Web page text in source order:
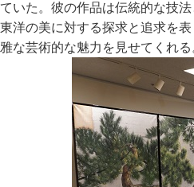
ていた。彼の作品は伝統的な技
東洋の美に対する探求と追求を
雅な芸術的な魅力を見せてくれる